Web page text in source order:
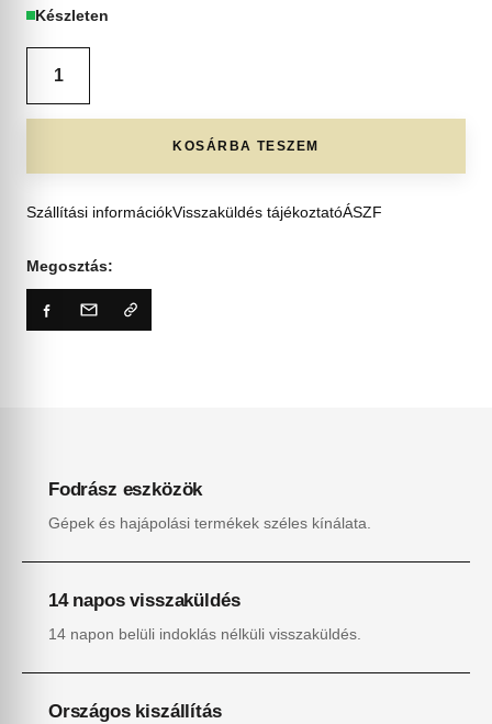
Készleten
KOSÁRBA TESZEM
Szállítási információkVisszaküldés tájékoztatóÁSZF
Megosztás:
Fodrász eszközök
Gépek és hajápolási termékek széles kínálata.
14 napos visszaküldés
14 napon belüli indoklás nélküli visszaküldés.
Országos kiszállítás